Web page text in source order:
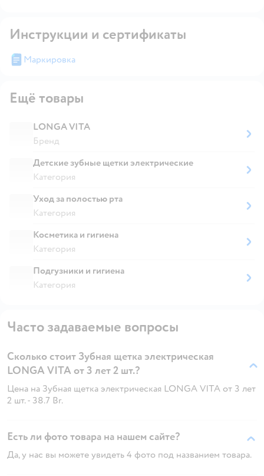
Инструкции и сертификаты
Маркировка
Ещё товары
LONGA VITA
Бренд
Детские зубные щетки электрические
Категория
Уход за полостью рта
Категория
Косметика и гигиена
Категория
Подгузники и гигиена
Категория
Часто задаваемые вопросы
Сколько стоит Зубная щетка электрическая
LONGA VITA от 3 лет 2 шт.?
Цена на Зубная щетка электрическая LONGA VITA от 3 лет
2 шт. - 38.7 Br.
Есть ли фото товара на нашем сайте?
Да, у нас вы можете увидеть 4 фото под названием товара.